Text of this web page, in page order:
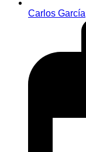
Carlos García